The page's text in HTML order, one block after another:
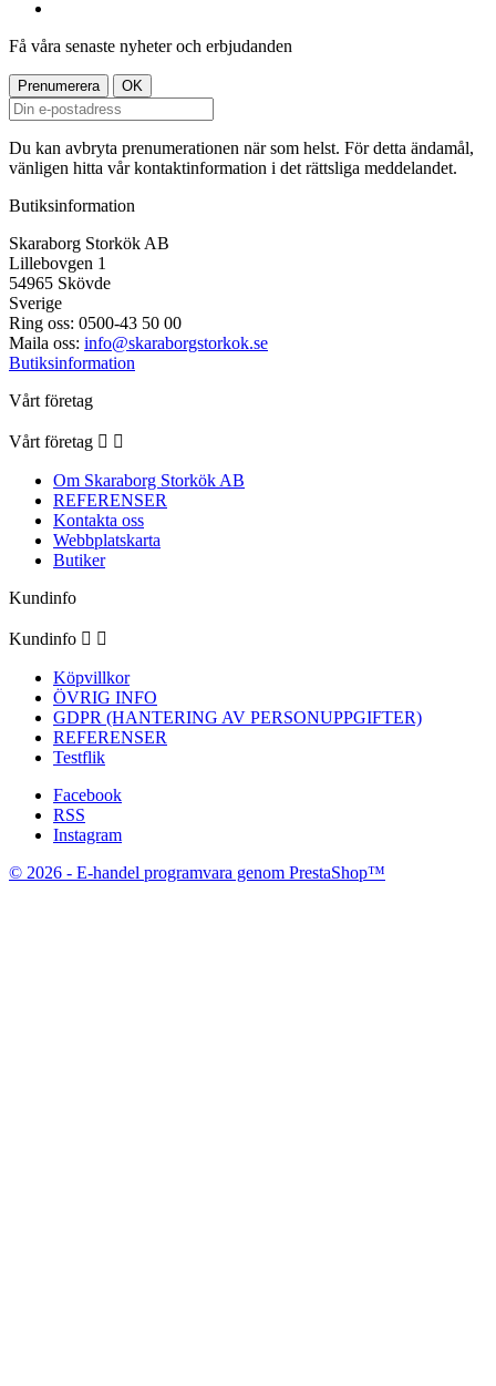
Få våra senaste nyheter och erbjudanden
Du kan avbryta prenumerationen när som helst. För detta ändamål,
vänligen hitta vår kontaktinformation i det rättsliga meddelandet.
Butiksinformation
Skaraborg Storkök AB
Lillebovgen 1
54965 Skövde
Sverige
Ring oss: 0500-43 50 00
Maila oss: info@skaraborgstorkok.se
Butiksinformation
Vårt företag
Vårt företag  
Om Skaraborg Storkök AB
REFERENSER
Kontakta oss
Webbplatskarta
Butiker
Kundinfo
Kundinfo  
Köpvillkor
ÖVRIG INFO
GDPR (HANTERING AV PERSONUPPGIFTER)
REFERENSER
Testflik
Facebook
RSS
Instagram
© 2026 - E-handel programvara genom PrestaShop™